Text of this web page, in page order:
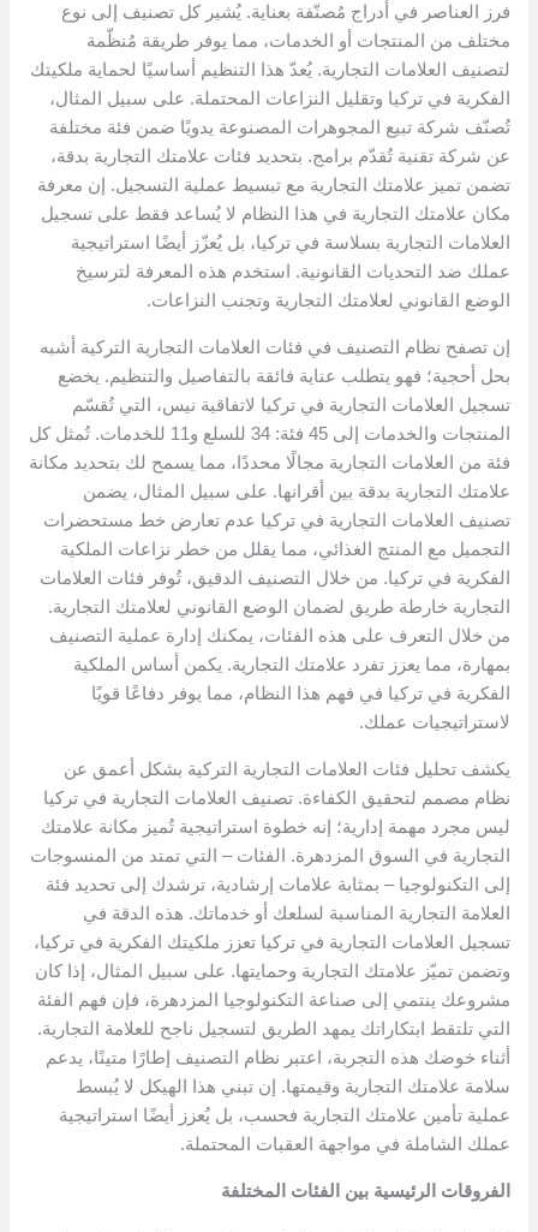
فرز العناصر في أدراج مُصنّفة بعناية. يُشير كل تصنيف إلى نوع
مختلف من المنتجات أو الخدمات، مما يوفر طريقة مُنظّمة
لتصنيف العلامات التجارية. يُعدّ هذا التنظيم أساسيًا لحماية ملكيتك
الفكرية في تركيا وتقليل النزاعات المحتملة. على سبيل المثال،
تُصنّف شركة تبيع المجوهرات المصنوعة يدويًا ضمن فئة مختلفة
عن شركة تقنية تُقدّم برامج. بتحديد فئات علامتك التجارية بدقة،
تضمن تميز علامتك التجارية مع تبسيط عملية التسجيل. إن معرفة
مكان علامتك التجارية في هذا النظام لا يُساعد فقط على تسجيل
العلامات التجارية بسلاسة في تركيا، بل يُعزّز أيضًا استراتيجية
عملك ضد التحديات القانونية. استخدم هذه المعرفة لترسيخ
الوضع القانوني لعلامتك التجارية وتجنب النزاعات.
إن تصفح نظام التصنيف في فئات العلامات التجارية التركية أشبه
بحل أحجية؛ فهو يتطلب عناية فائقة بالتفاصيل والتنظيم. يخضع
تسجيل العلامات التجارية في تركيا لاتفاقية نيس، التي تُقسّم
المنتجات والخدمات إلى 45 فئة: 34 للسلع و11 للخدمات. تُمثل كل
فئة من العلامات التجارية مجالًا محددًا، مما يسمح لك بتحديد مكانة
علامتك التجارية بدقة بين أقرانها. على سبيل المثال، يضمن
تصنيف العلامات التجارية في تركيا عدم تعارض خط مستحضرات
التجميل مع المنتج الغذائي، مما يقلل من خطر نزاعات الملكية
الفكرية في تركيا. من خلال التصنيف الدقيق، تُوفر فئات العلامات
التجارية خارطة طريق لضمان الوضع القانوني لعلامتك التجارية.
من خلال التعرف على هذه الفئات، يمكنك إدارة عملية التصنيف
بمهارة، مما يعزز تفرد علامتك التجارية. يكمن أساس الملكية
الفكرية في تركيا في فهم هذا النظام، مما يوفر دفاعًا قويًا
لاستراتيجيات عملك.
يكشف تحليل فئات العلامات التجارية التركية بشكل أعمق عن
نظام مصمم لتحقيق الكفاءة. تصنيف العلامات التجارية في تركيا
ليس مجرد مهمة إدارية؛ إنه خطوة استراتيجية تُميز مكانة علامتك
التجارية في السوق المزدهرة. الفئات – التي تمتد من المنسوجات
إلى التكنولوجيا – بمثابة علامات إرشادية، ترشدك إلى تحديد فئة
العلامة التجارية المناسبة لسلعك أو خدماتك. هذه الدقة في
تسجيل العلامات التجارية في تركيا تعزز ملكيتك الفكرية في تركيا،
وتضمن تميّز علامتك التجارية وحمايتها. على سبيل المثال، إذا كان
مشروعك ينتمي إلى صناعة التكنولوجيا المزدهرة، فإن فهم الفئة
التي تلتقط ابتكاراتك يمهد الطريق لتسجيل ناجح للعلامة التجارية.
أثناء خوضك هذه التجربة، اعتبر نظام التصنيف إطارًا متينًا، يدعم
سلامة علامتك التجارية وقيمتها. إن تبني هذا الهيكل لا يُبسط
عملية تأمين علامتك التجارية فحسب، بل يُعزز أيضًا استراتيجية
عملك الشاملة في مواجهة العقبات المحتملة.
الفروقات الرئيسية بين الفئات المختلفة